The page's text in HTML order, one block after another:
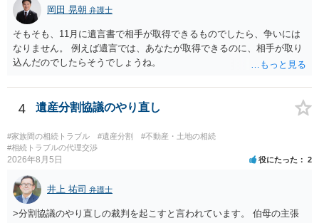
岡田 晃朝 弁護士
そもそも、11月に遺言書で相手が取得できるものでしたら、争いには
なりません。 例えば遺言では、あなたが取得できるのに、相手が取り
込んだのでしたらそうでしょうね。
4 遺産分割協議のやり直し
#家族間の相続トラブル #遺産分割
#不動産・土地の相続
#相続トラブルの代理交渉
2026年8月5日 役にたった 2
井上 祐司 弁護士
>分割協議のやり直しの裁判を起こすと言われています。 伯母の主張